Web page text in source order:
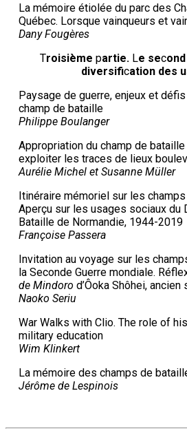
La mémoire étiolée du parc des
Québec. Lorsque vainqueurs et
Dany Fougères
Troisième partie. Le second
diversification des
Paysage de guerre, enjeux et
champ de bataille
Philippe Boulanger
Appropriation du champ de bataille
exploiter les traces de lieux
Aurélie Michel et Susanne Müller
Itinéraire mémoriel sur les
Aperçu sur les usages sociaux du
Bataille de Normandie, 1944-2019
Françoise Passera
Invitation au voyage sur les
la Seconde Guerre mondiale.
de Mindoro d’Ôoka Shôhei,
Naoko Seriu
War Walks with Clio. The role of
military education
Wim Klinkert
La mémoire des champs de
Jérôme de Lespinois